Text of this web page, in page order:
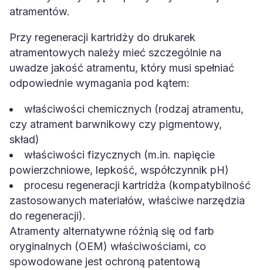
atramentów.
Przy regeneracji kartridży do drukarek
atramentowych należy mieć szczególnie na
uwadze jakość atramentu, który musi spełniać
odpowiednie wymagania pod kątem:
właściwości chemicznych (rodzaj atramentu,
czy atrament barwnikowy czy pigmentowy,
skład)
właściwości fizycznych (m.in. napięcie
powierzchniowe, lepkość, współczynnik pH)
procesu regeneracji kartridża (kompatybilność
zastosowanych materiałów, właściwe narzędzia
do regeneracji).
Atramenty alternatywne różnią się od farb
oryginalnych (OEM) właściwościami, co
spowodowane jest ochroną patentową